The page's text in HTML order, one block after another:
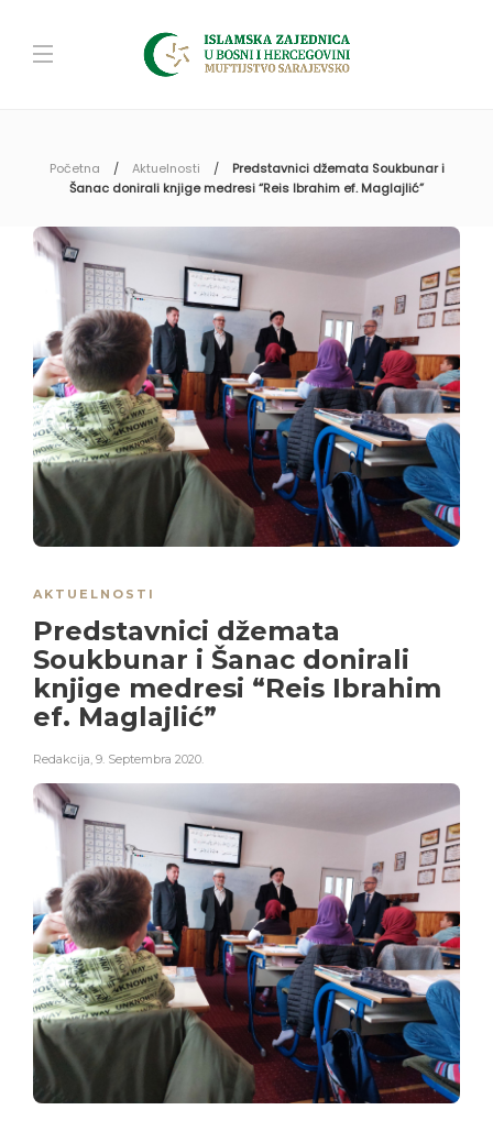
Početna Aktuelnosti
Predstavnici džemata Soukbunar i
Šanac donirali knjige medresi “Reis Ibrahim ef. Maglajlić”
AKTUELNOSTI
Predstavnici džemata
Soukbunar i Šanac donirali
knjige medresi “Reis Ibrahim
ef. Maglajlić”
Redakcija, 9. Septembra 2020.